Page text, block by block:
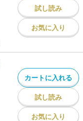
試し読み
お気に入り
カートに入れる
試し読み
お気に入り